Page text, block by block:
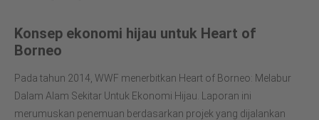
Konsep ekonomi hijau untuk Heart of
Borneo
Pada tahun 2014, WWF menerbitkan Heart of Borneo: Melabur
Dalam Alam Sekitar Untuk Ekonomi Hijau. Laporan ini
merumuskan penemuan berdasarkan projek yang dijalankan